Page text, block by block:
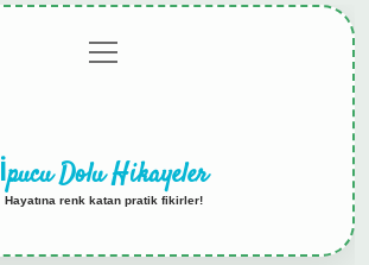
menüyü
aç
İpucu Dolu Hikayeler
Hayatına renk katan pratik fikirler!